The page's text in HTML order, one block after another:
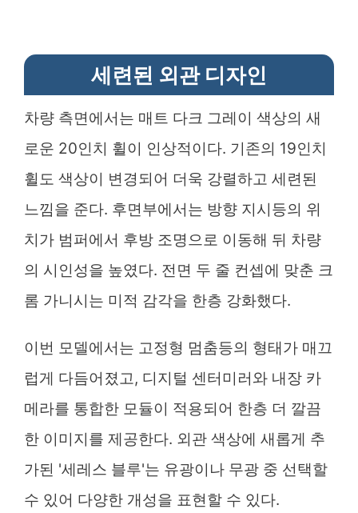
세련된 외관 디자인
차량 측면에서는 매트 다크 그레이 색상의 새
로운 20인치 휠이 인상적이다. 기존의 19인치
휠도 색상이 변경되어 더욱 강렬하고 세련된
느낌을 준다. 후면부에서는 방향 지시등의 위
치가 범퍼에서 후방 조명으로 이동해 뒤 차량
의 시인성을 높였다. 전면 두 줄 컨셉에 맞춘 크
롬 가니시는 미적 감각을 한층 강화했다.
이번 모델에서는 고정형 멈춤등의 형태가 매끄
럽게 다듬어졌고, 디지털 센터미러와 내장 카
메라를 통합한 모듈이 적용되어 한층 더 깔끔
한 이미지를 제공한다. 외관 색상에 새롭게 추
가된 '세레스 블루'는 유광이나 무광 중 선택할
수 있어 다양한 개성을 표현할 수 있다.